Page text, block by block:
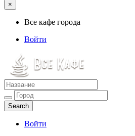
×
Все кафе города
Войти
Все кафе города
Каталог хороших кафе
Войти